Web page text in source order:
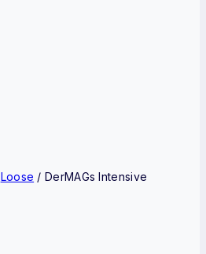
Loose / DerMAGs Intensive